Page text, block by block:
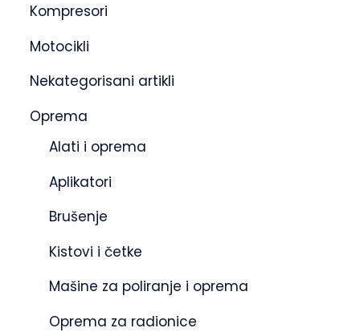
Kompresori
Motocikli
Nekategorisani artikli
Oprema
Alati i oprema
Aplikatori
Brušenje
Kistovi i četke
Mašine za poliranje i oprema
Oprema za radionice